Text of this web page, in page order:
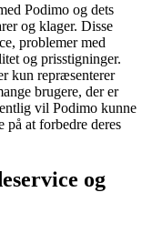
Podimo og dets
og klager. Disse
problemer med
og prisstigninger.
kun repræsenterer
brugere, der er
vil Podimo kunne
på at forbedre deres
og